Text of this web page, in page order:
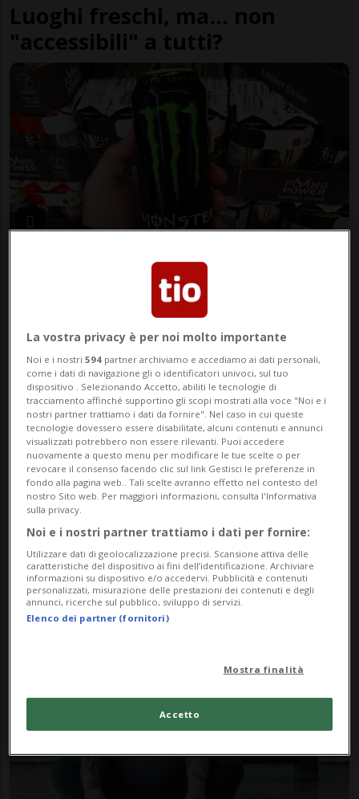
Luoghi freschi, ma... non
"accessibili" a tutti?
Niente energy drink se hai
meno di 16 anni, la svolta
inglese
CANTONE 3 sett
«Canicola: ora una base legale
La vostra privacy è per noi molto importante
Noi e i nostri594 partner archiviamo e accediamo ai dati personali,
come i dati di navigazione gli o identificatori univoci, sul tuo
dispositivo . Selezionando Accetto, abiliti le tecnologie di
tracciamento affinché supportino gli scopi mostrati alla voce "Noi e i
nostri partner trattiamo i dati da fornire". Nel caso in cui queste
tecnologie dovessero essere disabilitate, alcuni contenuti e annunci
visualizzati potrebbero non essere rilevanti. Puoi accedere
nuovamente a questo menu per modificare le tue scelte o per
revocare il consenso facendo clic sul link Gestisci le preferenze in
fondo alla pagina web.. Tali scelte avranno effetto nel contesto del
nostro Sito web. Per maggiori informazioni, consulta l'Informativa
sulla privacy.
Noi e i nostri partner trattiamo i dati per fornire:
Utilizzare dati di geolocalizzazione precisi. Scansione attiva delle
caratteristiche del dispositivo ai fini dell’identificazione. Archiviare
informazioni su dispositivo e/o accedervi. Pubblicità e contenuti
personalizzati, misurazione delle prestazioni dei contenuti e degli
annunci, ricerche sul pubblico, sviluppo di servizi.
Elenco dei partner (fornitori)
Mostra finalità
Accetto